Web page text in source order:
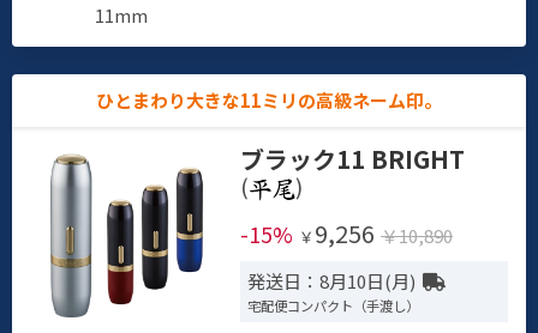
11mm
ひとまわり大きな11ミリの高級ネーム印。
ブラック11 BRIGHT
(
)
-15% ￥ 9,256 ￥10,890
発送日：8月10日(月)
宅配便コンパクト（手渡し）